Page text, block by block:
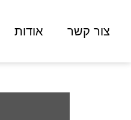
צור קשר אודות